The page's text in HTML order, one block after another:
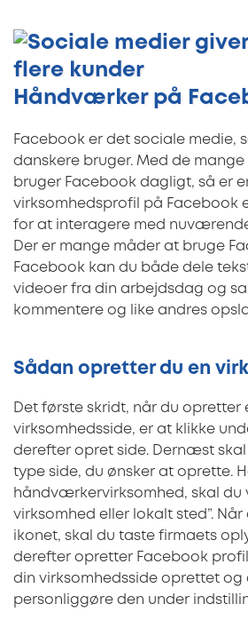
Håndværker på
Facebook er det sociale medie,
danskere bruger. Med de mange
bruger Facebook dagligt, så er
virksomhedsprofil på Facebook
for at interagere med
Der er mange måder at bruge
Facebook kan du både dele
videoer fra din arbejdsdag og
kommentere og like andres
Sådan opretter du en
Det første skridt, når du opretter
virksomhedsside, er at klikke
derefter opret side. Dernæst
type side, du ønsker at oprette.
håndværkervirksomhed, skal du
virksomhed eller lokalt sted”.
ikonet, skal du taste firmaets
derefter opretter Facebook
din virksomhedsside oprettet og
personliggøre den under